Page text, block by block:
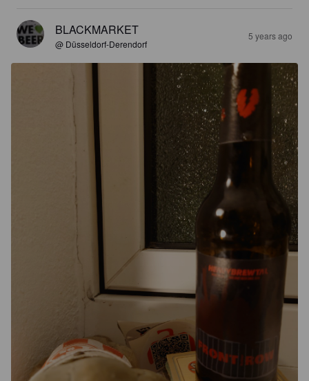
BLACKMARKET
@ Düsseldorf-Derendorf
5 years ago